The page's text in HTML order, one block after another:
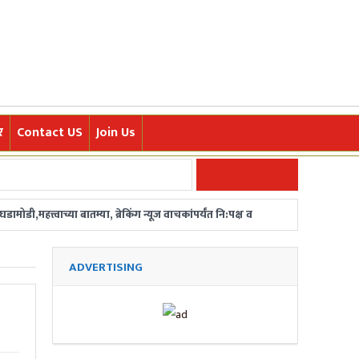
Contact US Join Us
बातम्या, ब्रेकिंग न्यूज वाचकांपर्यंत नि:पक्ष व
घटना आणि रोचक मराठी बातम्या त्वरित वाचकांपर्यंत
बातमीदार हवेत. संपर्क-
ADVERTISING